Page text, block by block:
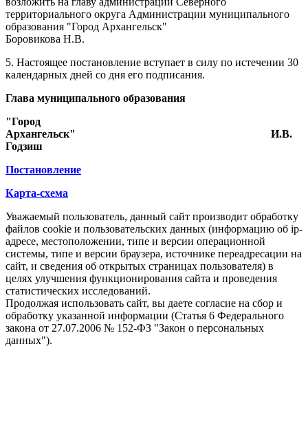
территориального округа Администрации муниципального
образования "Город Архангельск"
Боровикова Н.В.
5. Настоящее постановление вступает в силу по истечении 30
календарных дней со дня его подписания.
Глава муниципального образования
"Город
Архангельск"
И.В.
Годзиш
Постановление
Карта-схема
Уважаемый пользователь, данный сайт производит обработку
файлов cookie и пользовательских данных (информацию об ip-
адресе, местоположении, типе и версии операционной
системы, типе и версии браузера, источнике переадресации на
сайт, и сведения об открытых страницах пользователя) в
целях улучшения функционирования сайта и проведения
статистических исследований.
Продолжая использовать сайт, вы даете согласие на сбор и
обработку указанной информации (Статья 6 Федерального
закона от 27.07.2006 № 152-ФЗ "Закон о персональных
данных").